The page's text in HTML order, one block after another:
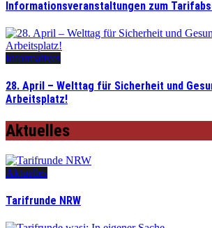
Informationsveranstaltungen zum
Informatives
28. April – Welttag für Sicherheit und
Arbeitsplatz!
Aktuelles
Aktuelles
Tarifrunde NRW